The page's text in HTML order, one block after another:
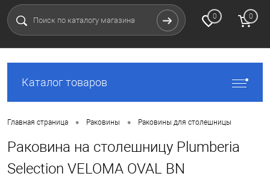
0 0
Каталог товаров
Главная страница • Раковины • Раковины для столешницы
Раковина на столешницу Plumberia
Selection VELOMA OVAL BN